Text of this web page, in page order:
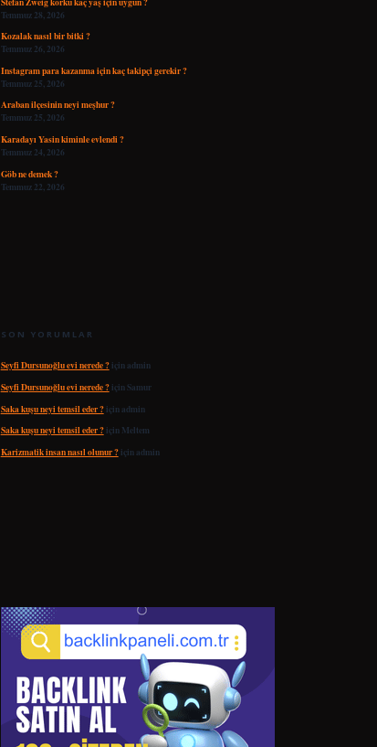
Temmuz 28, 2026
Kozalak nasıl bir bitki ?
Temmuz 26, 2026
Instagram para kazanma için kaç takipçi gerekir ?
Temmuz 25, 2026
Araban ilçesinin neyi meşhur ?
Temmuz 25, 2026
Karadayı Yasin kiminle evlendi ?
Temmuz 24, 2026
Göb ne demek ?
Temmuz 22, 2026
SON YORUMLAR
Seyfi Dursunoğlu evi nerede ?içinadmin
Seyfi Dursunoğlu evi nerede ?içinSamur
Saka kuşu neyi temsil eder ?içinadmin
Saka kuşu neyi temsil eder ?için Meltem
Karizmatik insan nasıl olunur ?içinadmin